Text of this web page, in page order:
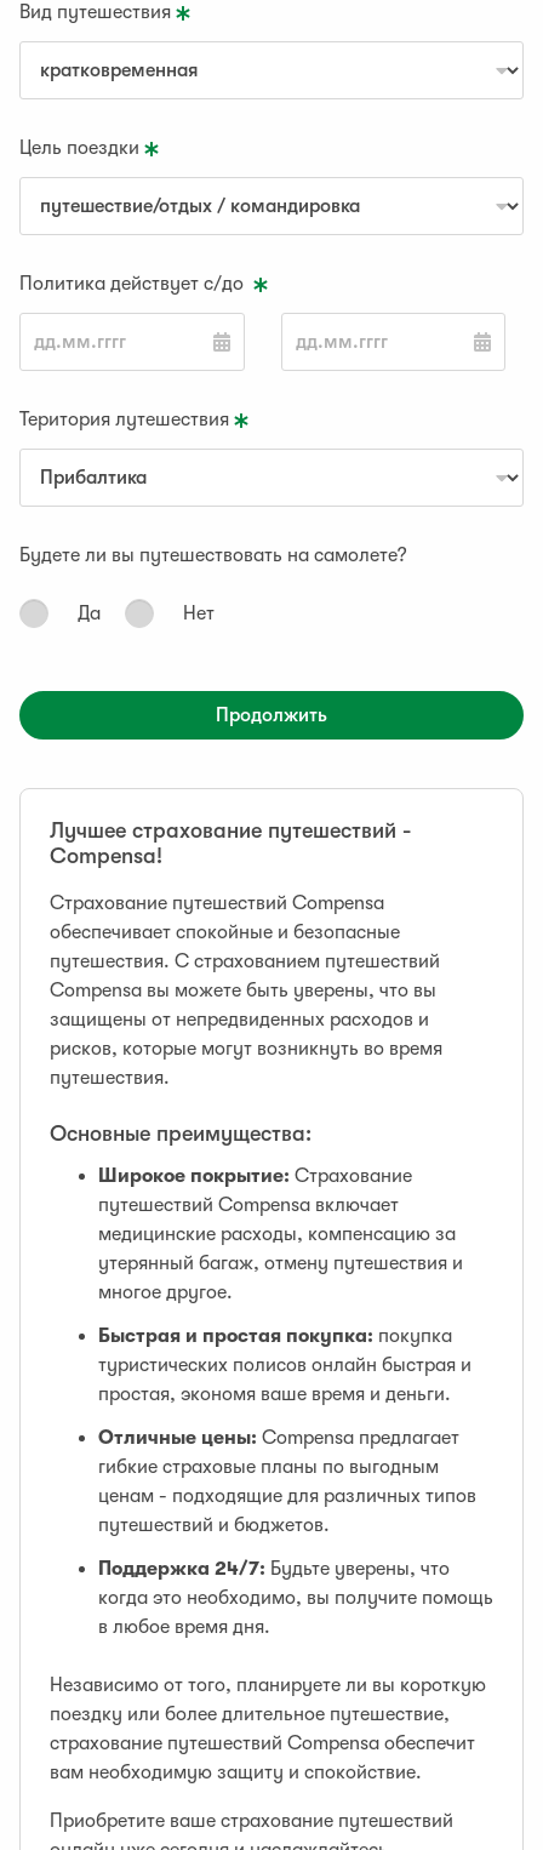
Вид путешествия
Цель поездки
Политика действует с/до
Територия лутешествия
Будете ли вы путешествовать на самолете?
Дa Нет
Продолжить
Лучшее страхование путешествий -
Compensa!
Страхование путешествий Compensa
обеспечивает спокойные и безопасные
путешествия. С страхованием путешествий
Compensa вы можете быть уверены, что вы
защищены от непредвиденных расходов и
рисков, которые могут возникнуть во время
путешествия.
Основные преимущества:
Широкое покрытие: Страхование
путешествий Compensa включает
медицинские расходы, компенсацию за
утерянный багаж, отмену путешествия и
многое другое.
Быстрая и простая покупка: покупка
туристических полисов онлайн быстрая и
простая, экономя ваше время и деньги.
Отличные цены: Compensa предлагает
гибкие страховые планы по выгодным
ценам - подходящие для различных типов
путешествий и бюджетов.
Поддержка 24/7: Будьте уверены, что
когда это необходимо, вы получите помощь
в любое время дня.
Независимо от того, планируете ли вы короткую
поездку или более длительное путешествие,
страхование путешествий Compensa обеспечит
вам необходимую защиту и спокойствие.
Приобретите ваше страхование путешествий